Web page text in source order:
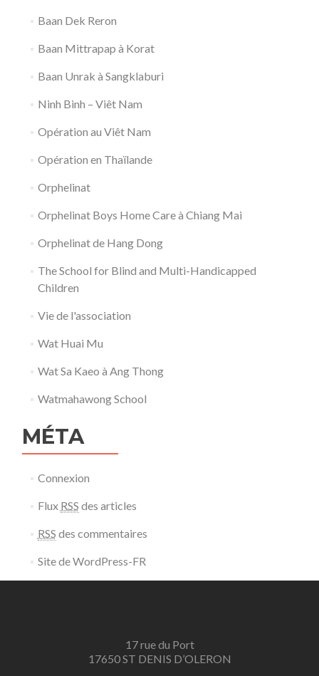
Baan Dek Reron
Baan Mittrapap à Korat
Baan Unrak à Sangklaburi
Ninh Binh – Viêt Nam
Opération au Viêt Nam
Opération en Thaïlande
Orphelinat
Orphelinat Boys Home Care à Chiang Mai
Orphelinat de Hang Dong
The School for Blind and Multi-Handicapped
Children
Vie de l'association
Wat Huai Mu
Wat Sa Kaeo à Ang Thong
Watmahawong School
MÉTA
Connexion
Flux RSS des articles
RSS des commentaires
Site de WordPress-FR
17 rue du Port
17650 ST DENIS D’OLERON